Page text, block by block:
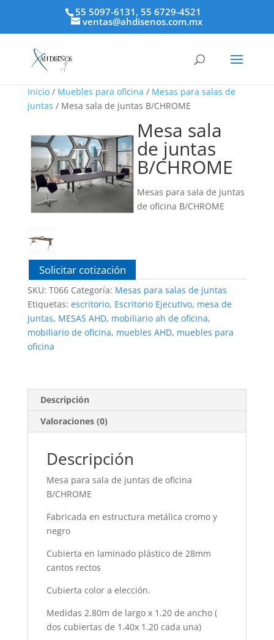
55 5097-6131, 55 6729-4521
ventas@ahdisenos.com.mx
Inicio/ Muebles para oficina / Mesas para salas de
juntas / Mesa sala de juntas B/CHROME
Mesa sala
de juntas
B/CHROME
Mesas para sala de juntas
de oficina B/CHROME
Solicitar cotización
SKU: T066 Categoría: Mesas para salas de juntas
Etiquetas: escritorio, Escritorio Ejecutivo, mesa de
juntas, MESAS AHD, mobiliario ah de oficina,
mobiliario de oficina, muebles AHD, muebles para
oficina
Descripción
Valoraciones (0)
Descripción
Mesa para sala de juntas de oficina
B/CHROME
Fabricada en estructura metálica cromo y
negro
Cubierta en laminado plástico de 28mm
cantos rectos
Cubierta color a elección.
Medidas 2.80m de largo x 1.20 de ancho (
dos cubiertas de 1.40x 1.20 cada una)